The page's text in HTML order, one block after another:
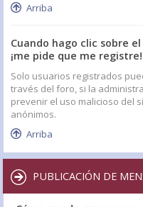
Arriba
Cuando hago clic sobre
¡me pide que me registre!
Solo usuarios registrados
través del foro, si la
prevenir el uso malicioso del
anónimos.
Arriba
PUBLICACIÓN DE